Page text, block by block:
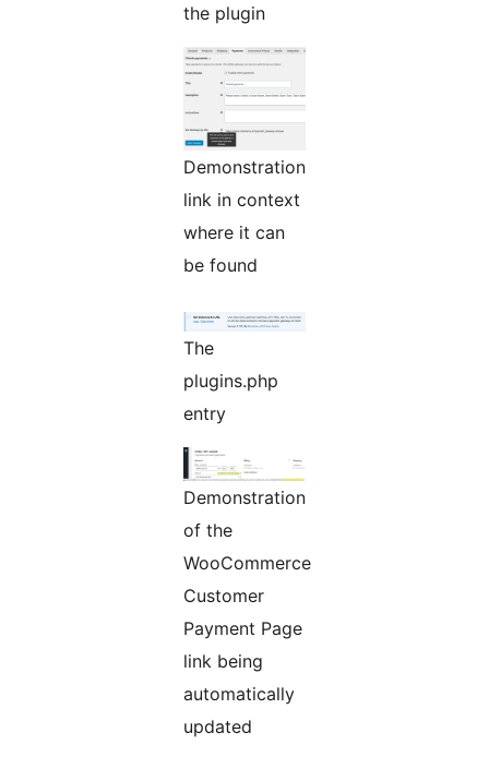
the plugin
Demonstration
link in context
where it can
be found
The
plugins.php
entry
Demonstration
of the
WooCommerce
Customer
Payment Page
link being
automatically
updated